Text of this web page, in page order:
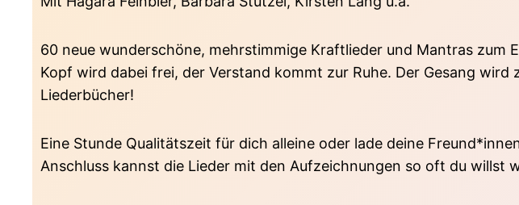
60 neue wunderschöne, mehrstimmige Kraftlieder und Mantras zum
Kopf wird dabei frei, der Verstand kommt zur Ruhe. Der Gesang
Liederbücher!
Eine Stunde Qualitätszeit für dich alleine oder lade deine
Anschluss kannst die Lieder mit den Aufzeichnungen so oft du willst